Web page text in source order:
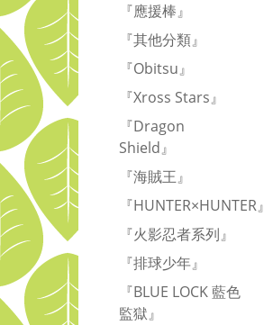
『應援棒』
『其他分類』
『Obitsu』
『Xross Stars』
『Dragon
Shield』
『海賊王』
『HUNTER×HUNTER』
『火影忍者系列』
『排球少年』
『BLUE LOCK 藍色
監獄』